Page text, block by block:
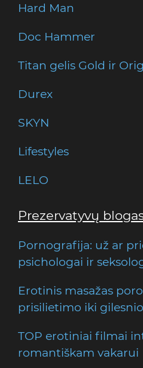
Hard Man
Doc Hammer
Titan gelis Gold ir
Durex
SKYN
Lifestyles
LELO
Prezervatyvų
Pornografija: už ar
psichologai ir
Erotinis masažas
prisilietimo iki
TOP erotiniai filmai
romantiškam vakarui